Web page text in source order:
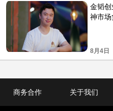
金韬
神市场
8月4日
商务合作 关于我们